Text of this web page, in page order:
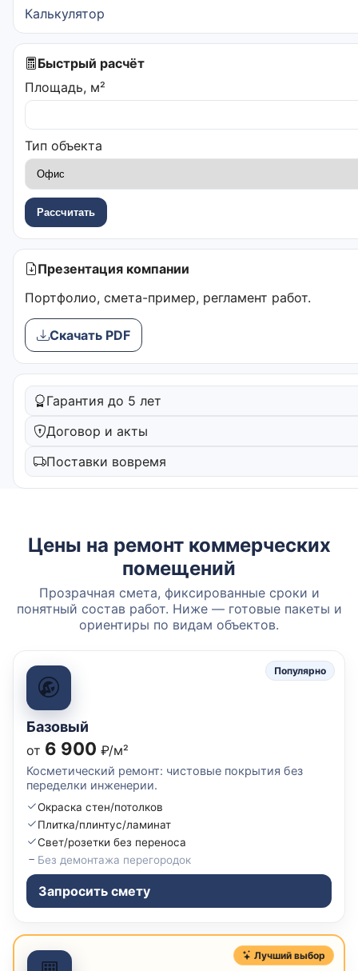
Калькулятор
Быстрый расчёт
Площадь, м²
Тип объекта
Рассчитать
Презентация компании
Портфолио, смета-пример, регламент работ.
Скачать PDF
Гарантия до 5 лет
Договор и акты
Поставки вовремя
Цены на ремонт коммерческих
помещений
Прозрачная смета, фиксированные сроки и
понятный состав работ. Ниже — готовые пакеты и
ориентиры по видам объектов.
Популярно
Базовый
от 6 900 ₽/м²
Косметический ремонт: чистовые покрытия без
переделки инженерии.
Окраска стен/потолков
Плитка/плинтус/ламинат
Свет/розетки без переноса
Без демонтажа перегородок
Запросить смету
Лучший выбор